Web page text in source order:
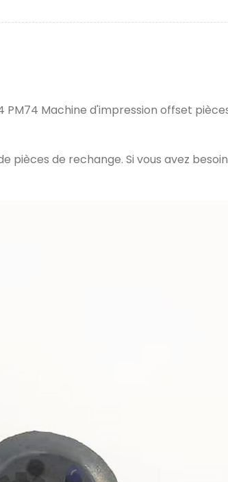
PM74 Machine d'impression offset
pièces de rechange. Si vous avez